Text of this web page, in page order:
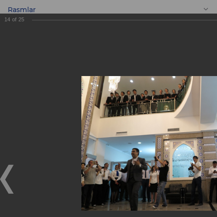
Rasmlar
Respublikasi Yoshlar
simfonik orketriga
sovgʻa!
Oʻzbekiston Respublikasi Yoshlar simfonik orketriga
09.06.2018
14 of 25